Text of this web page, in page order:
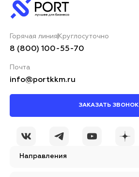
Направления
Горячая линия Круглосуточно
8 (800) 100-55-70
Почта
info@portkkm.ru
ЗАКАЗАТЬ ЗВОНОК